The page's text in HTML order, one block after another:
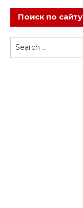
Поиск по сайту
Search
for: